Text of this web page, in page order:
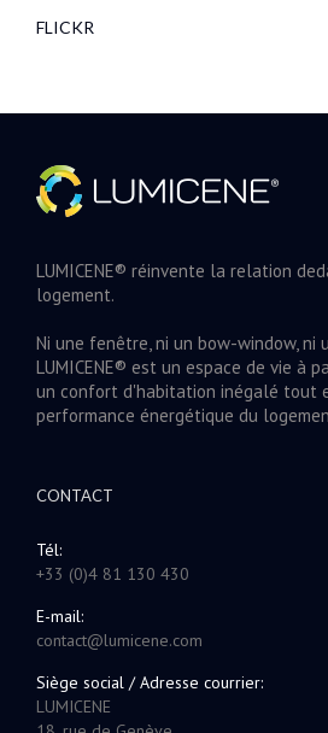
FLICKR
LUMICENE® réinvente la relation
logement.
Ni une fenêtre, ni un bow-window, ni
LUMICENE® est un espace de vie à
un confort d'habitation inégalé tout
performance énergétique du
CONTACT
Tél:
+33 (0)4 81 130 430
E-mail:
contact@lumicene.com
Siège social / Adresse courrier:
LUMICENE